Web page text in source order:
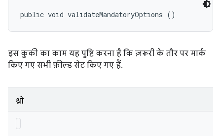
public void validateMandatoryOptions ()
इस कुकी का काम यह पुष्टि करना है कि ज़रूरी के तौर पर मार्क
किए गए सभी फ़ील्ड सेट किए गए हैं.
थ्रो